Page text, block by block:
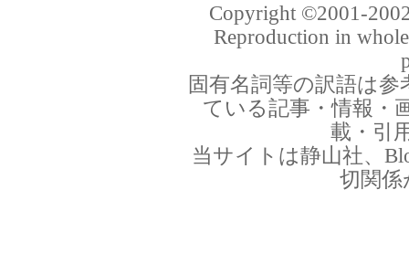
Copyright ©2001-
Reproduction in
固有名詞等の訳語は
ている記事・情報・
載・引
当サイトは静山社、
切関